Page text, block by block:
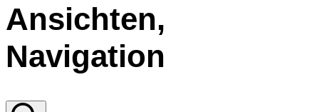
Ansichten,
Navigation